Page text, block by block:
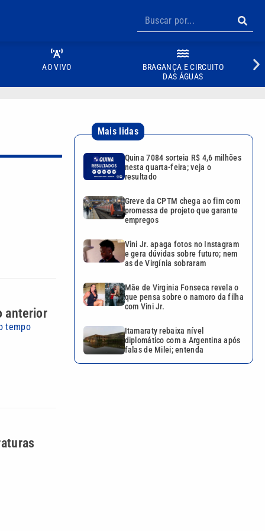
AO VIVO
BRAGANÇA E CIRCUITO
DAS ÁGUAS
anterior
tempo
Mais lidas
Quina 7084 sorteia R$ 4,6 milhões
nesta quarta-feira; veja o
resultado
Greve da CPTM chega ao fim com
promessa de projeto que garante
empregos
Vini Jr. apaga fotos no Instagram
e gera dúvidas sobre futuro; nem
as de Virgínia sobraram
Mãe de Virginia Fonseca revela o
que pensa sobre o namoro da filha
com Vini Jr.
Itamaraty rebaixa nível
diplomático com a Argentina após
falas de Milei; entenda